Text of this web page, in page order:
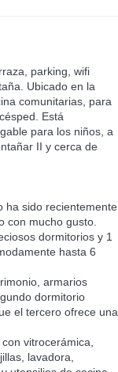
parking, wifi
Ubicado en la
comunitarias, para
Está
para los niños, a
II y cerca de
ha sido recientemente
con mucho gusto.
dormitorios y 1
hasta 6
armarios
dormitorio
el tercero ofrece una
vitrocerámica,
lavadora,